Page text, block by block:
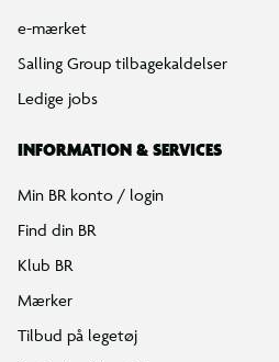
Katalog
Events
Click&Collect
Gavekort
Om BR
Følg BR på Facebook
Følg BR på Instagram
Følg BR på Youtube
ÅBNINGSTIDER